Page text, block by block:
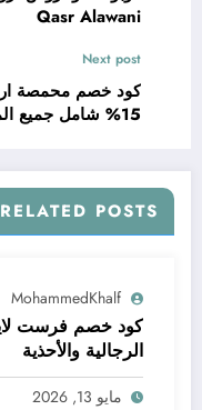
Qasr Alawani
Next post
15% شامل جميع المنتجات والعروض
RELATED POSTS
MohammedKhalf
الرجالية والأحذية
مايو 13, 2026